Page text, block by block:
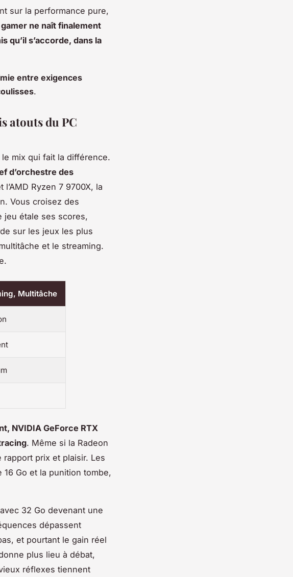
sur la performance pure,
ne naît finalement
qu’il s’accorde, dans la
entre exigences
.
atouts du PC
mix qui fait la différence.
d’orchestre des
l’AMD Ryzen 7 9700X, la
Vous croisez des
jeu étale ses scores,
sur les jeux les plus
et le streaming.
Multitâche
NVIDIA GeForce RTX
. Même si la Radeon
rapport prix et plaisir. Les
Go et la punition tombe,
32 Go devenant une
dépassent
et pourtant le gain réel
plus lieu à débat,
réflexes tiennent